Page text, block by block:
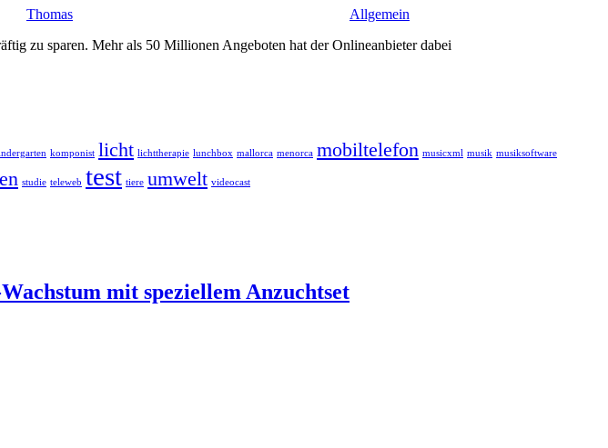
Thomas
Allgemein
zu sparen. Mehr als 50 Millionen Angeboten hat der Onlineanbieter dabei
komponist licht lichttherapie lunchbox mallorca menorca mobiltelefon musicxml musik musiksoftware
studie teleweb test tiere umwelt videocast
mit speziellem Anzuchtset